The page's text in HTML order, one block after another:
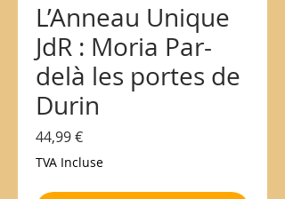
L’Anneau Unique
JdR : Moria Par-
delà les portes de
Durin
44,99 €Prix
TVA Incluse